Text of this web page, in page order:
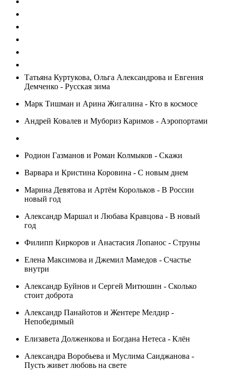
Татьяна Куртукова, Ольга Александрова и Евгения
Демченко - Русская зима
Марк Тишман и Арина Жигалина - Кто в космосе
Андрей Ковалев и Мубориз Каримов - Аэропортами
Родион Газманов и Роман Колмыков - Скажи
Варвара и Кристина Коровина - С новым днем
Марина Девятова и Артём Корольков - В России
новый год
Александр Маршал и Любава Кравцова - В новый
год
Филипп Киркоров и Анастасия Лопанос - Струны
Елена Максимова и Джемил Мамедов - Счастье
внутри
Александр Буйнов и Сергей Митюшин - Сколько
стоит доброта
Александр Панайотов и Жентере Мелдир -
Непобедимый
Елизавета Долженкова и Богдана Нетеса - Клён
Александра Воробьева и Муслима Саиджанова -
Пусть живет любовь на свете